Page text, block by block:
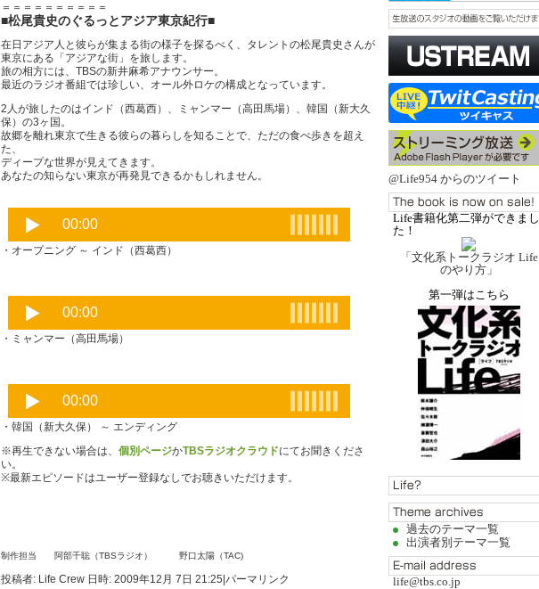
@Life954 からのツイート
Life書籍化第二弾ができまし
た！
「文化系トークラジオ Life
のやり方」
第一弾はこちら
過去のテーマ一覧
出演者別テーマ一覧
life@tbs.co.jp
＝＝＝＝＝＝＝＝＝＝
■松尾貴史のぐるっとアジア東京紀行■
在日アジア人と彼らが集まる街の様子を探るべく、タレントの松尾貴史さんが
東京にある「アジアな街」を旅します。
旅の相方には、TBSの新井麻希アナウンサー。
最近のラジオ番組では珍しい、オール外ロケの構成となっています。
2人が旅したのはインド（西葛西）、ミャンマー（高田馬場）、韓国（新大久
保）の3ヶ国。
故郷を離れ東京で生きる彼らの暮らしを知ることで、ただの食べ歩きを超え
た、
ディープな世界が見えてきます。
あなたの知らない東京が再発見できるかもしれません。
・オープニング ～ インド（西葛西）
・ミャンマー（高田馬場）
・韓国（新大久保） ～ エンディング
※再生できない場合は、 個別ページかTBSラジオクラウドにてお聞きくださ
い。
※最新エピソードはユーザー登録なしでお聴きいただけます。
制作担当 阿部千聡（TBSラジオ） 野口太陽（TAC)
投稿者: Life Crew 日時: 2009年12月 7日 21:25 パーマリンク